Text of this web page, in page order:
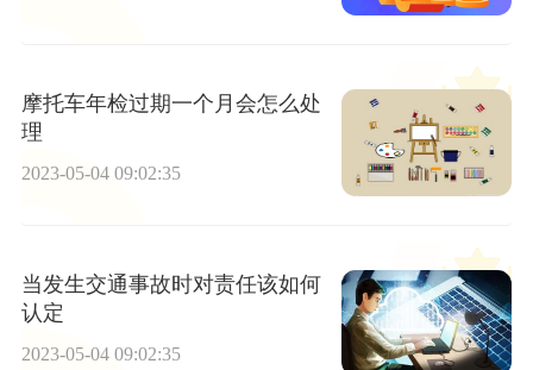
摩托车年检过期一个月会怎么处
理
2023-05-04 09:02:35
当发生交通事故时对责任该如何
认定
2023-05-04 09:02:35